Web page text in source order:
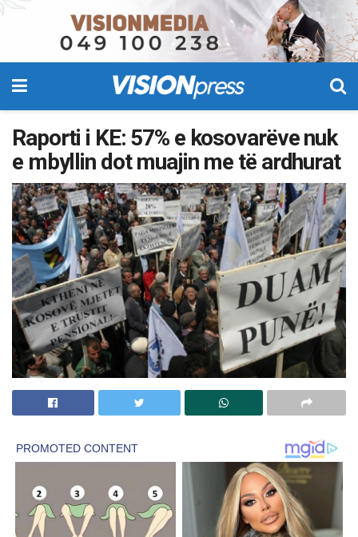
Raporti i KE: 57% e kosovarëve nuk
e mbyllin dot muajin me të ardhurat